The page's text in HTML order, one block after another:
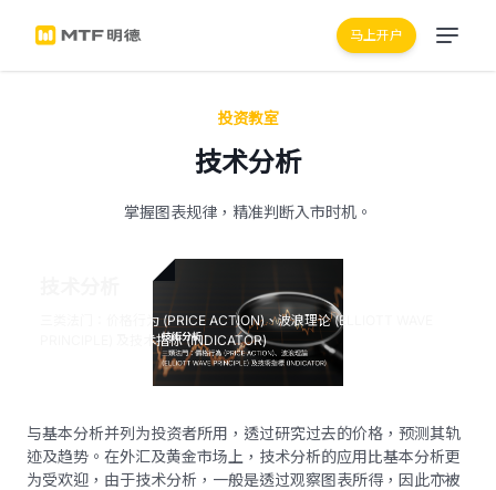
马上开户
投资教室
技术分析
掌握图表规律，精准判断入市时机。
三类法门：价格行为 (PRICE ACTION)、波浪理论 (ELLIOTT WAVE
PRINCIPLE) 及技术指标 (INDICATOR)
与基本分析并列为投资者所用，透过研究过去的价格，预测其轨
迹及趋势。在外汇及黄金市场上，技术分析的应用比基本分析更
为受欢迎，由于技术分析，一般是透过观察图表所得，因此亦被